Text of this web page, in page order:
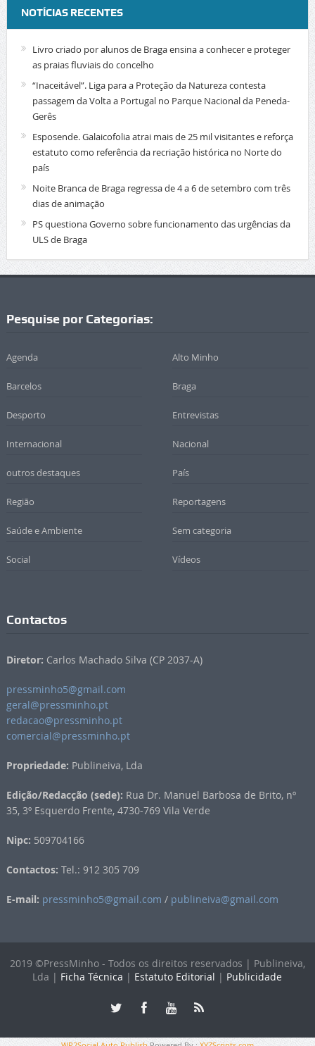
NOTÍCIAS RECENTES
Livro criado por alunos de Braga ensina a conhecer e proteger
as praias fluviais do concelho
“Inaceitável”. Liga para a Proteção da Natureza contesta
passagem da Volta a Portugal no Parque Nacional da Peneda-
Gerês
Esposende. Galaicofolia atrai mais de 25 mil visitantes e reforça
estatuto como referência da recriação histórica no Norte do
país
Noite Branca de Braga regressa de 4 a 6 de setembro com três
dias de animação
PS questiona Governo sobre funcionamento das urgências da
ULS de Braga
Pesquise por Categorias:
Agenda Alto Minho
Barcelos Braga
Desporto Entrevistas
Internacional Nacional
outros destaques País
Região Reportagens
Saúde e Ambiente Sem categoria
Social Vídeos
Contactos
Diretor: Carlos Machado Silva (CP 2037-A)
pressminho5@gmail.com
geral@pressminho.pt
redacao@pressminho.pt
comercial@pressminho.pt
Propriedade: Publineiva, Lda
Edição/Redacção (sede): Rua Dr. Manuel Barbosa de Brito, nº
35, 3º Esquerdo Frente, 4730-769 Vila Verde
Nipc: 509704166
Contactos: Tel.: 912 305 709
E-mail: pressminho5@gmail.com / publineiva@gmail.com
2019 ©PressMinho - Todos os direitos reservados | Publineiva,
Lda | Ficha Técnica | Estatuto Editorial | Publicidade